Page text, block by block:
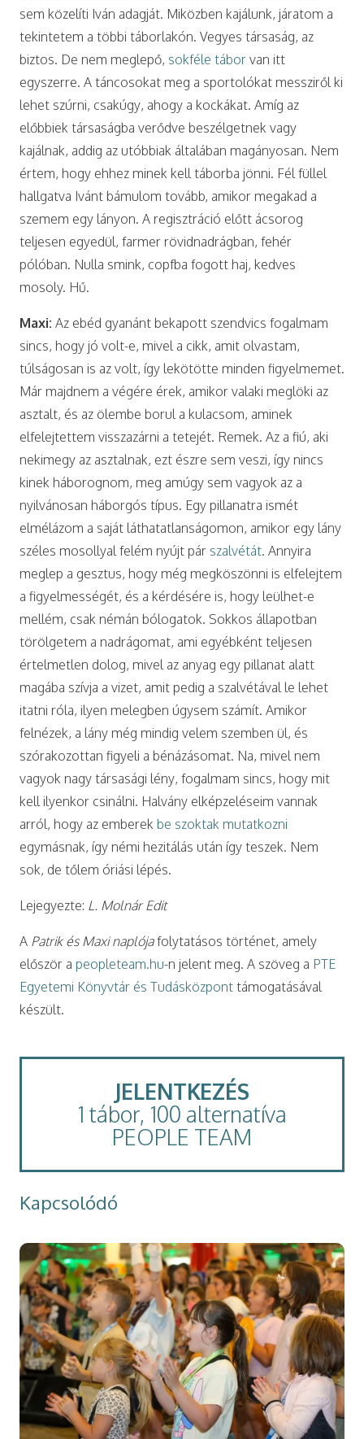
sem közelíti Iván adagját. Miközben kajálunk, járatom a
tekintetem a többi táborlakón. Vegyes társaság, az
biztos. De nem meglepő, sokféle tábor van itt
egyszerre. A táncosokat meg a sportolókat messziről ki
lehet szúrni, csakúgy, ahogy a kockákat. Amíg az
előbbiek társaságba verődve beszélgetnek vagy
kajálnak, addig az utóbbiak általában magányosan. Nem
értem, hogy ehhez minek kell táborba jönni. Fél füllel
hallgatva Ivánt bámulom tovább, amikor megakad a
szemem egy lányon. A regisztráció előtt ácsorog
teljesen egyedül, farmer rövidnadrágban, fehér
pólóban. Nulla smink, copfba fogott haj, kedves
mosoly. Hű.
Maxi: Az ebéd gyanánt bekapott szendvics fogalmam
sincs, hogy jó volt-e, mivel a cikk, amit olvastam,
túlságosan is az volt, így lekötötte minden figyelmemet.
Már majdnem a végére érek, amikor valaki meglöki az
asztalt, és az ölembe borul a kulacsom, aminek
elfelejtettem visszazárni a tetejét. Remek. Az a fiú, aki
nekimegy az asztalnak, ezt észre sem veszi, így nincs
kinek háborognom, meg amúgy sem vagyok az a
nyilvánosan háborgós típus. Egy pillanatra ismét
elmélázom a saját láthatatlanságomon, amikor egy lány
széles mosollyal felém nyújt pár szalvétát. Annyira
meglep a gesztus, hogy még megköszönni is elfelejtem
a figyelmességét, és a kérdésére is, hogy leülhet-e
mellém, csak némán bólogatok. Sokkos állapotban
törölgetem a nadrágomat, ami egyébként teljesen
értelmetlen dolog, mivel az anyag egy pillanat alatt
magába szívja a vizet, amit pedig a szalvétával le lehet
itatni róla, ilyen melegben úgysem számít. Amikor
felnézek, a lány még mindig velem szemben ül, és
szórakozottan figyeli a bénázásomat. Na, mivel nem
vagyok nagy társasági lény, fogalmam sincs, hogy mit
kell ilyenkor csinálni. Halvány elképzeléseim vannak
arról, hogy az emberek be szoktak mutatkozni
egymásnak, így némi hezitálás után így teszek. Nem
sok, de tőlem óriási lépés.
Lejegyezte: L. Molnár Edit
A Patrik és Maxi naplójafolytatásos történet, amely
először a peopleteam.hu-n jelent meg. A szöveg a PTE
Egyetemi Könyvtár és Tudásközpont támogatásával
készült.
JELENTKEZÉS
1 tábor, 100 alternatíva
PEOPLE TEAM
Kapcsolódó